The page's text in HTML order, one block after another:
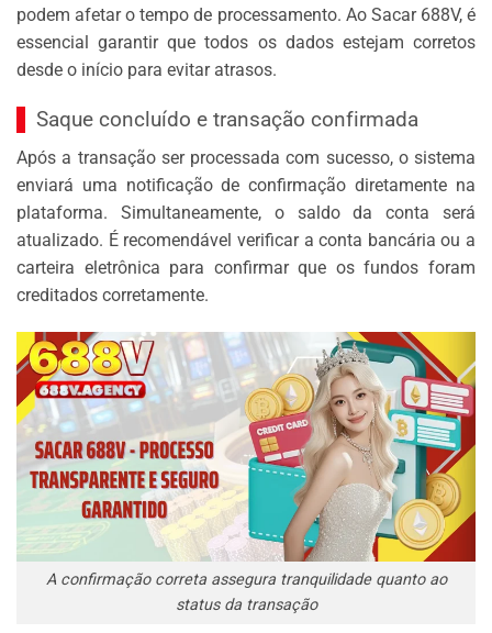
podem afetar o tempo de processamento. Ao Sacar 688V, é
essencial garantir que todos os dados estejam corretos
desde o início para evitar atrasos.
Saque concluído e transação confirmada
Após a transação ser processada com sucesso, o sistema
enviará uma notificação de confirmação diretamente na
plataforma. Simultaneamente, o saldo da conta será
atualizado. É recomendável verificar a conta bancária ou a
carteira eletrônica para confirmar que os fundos foram
creditados corretamente.
A confirmação correta assegura tranquilidade quanto ao
status da transação